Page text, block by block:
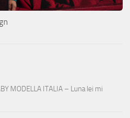
MODELLA ITALIA – Luna lei mi